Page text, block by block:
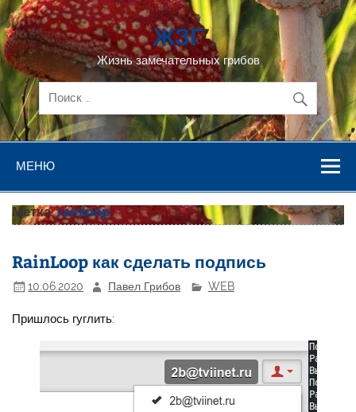
Перейти
к
содержимому
ЖЗГ
Жизнь замечательных грибов
МЕНЮ
Метка:rainloop
RainLoop как сделать подпись
10.06.2020 Павел Грибов WEB
Пришлось гуглить: